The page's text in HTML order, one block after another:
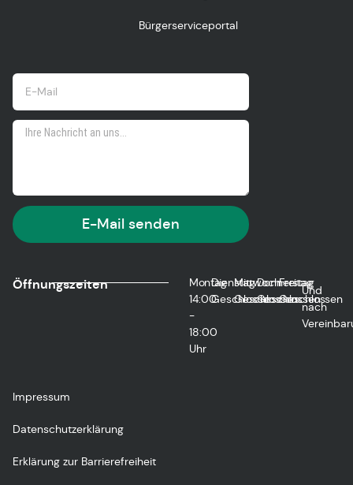
Bürgerserviceportal
E-Mail senden
Öffnungszeiten
Montag
14:00
-
18:00
Uhr
Dienstag
Geschlossen
Mittwoch
Geschlossen
Donnerstag
Geschlossen
Freitag
Geschlossen
Und
nach
Impressum
Datenschutzerklärung
Erklärung zur Barrierefreiheit